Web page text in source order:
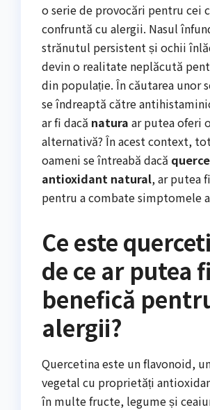
o serie de provocări pentru cei
confruntă cu alergii. Nasul
strănutul persistent și ochii
devin o realitate neplăcută
din populație. În căutarea unor
se îndreaptă către
ar fi dacă natura ar putea oferi
alternativă? În acest context,
oameni se întreabă dacă
antioxidant natural, ar putea
pentru a combate simptomele
Ce este
de ce ar putea fi
benefică
alergii?
Quercetina este un flavonoid,
vegetal cu proprietăți
în multe fructe, legume și